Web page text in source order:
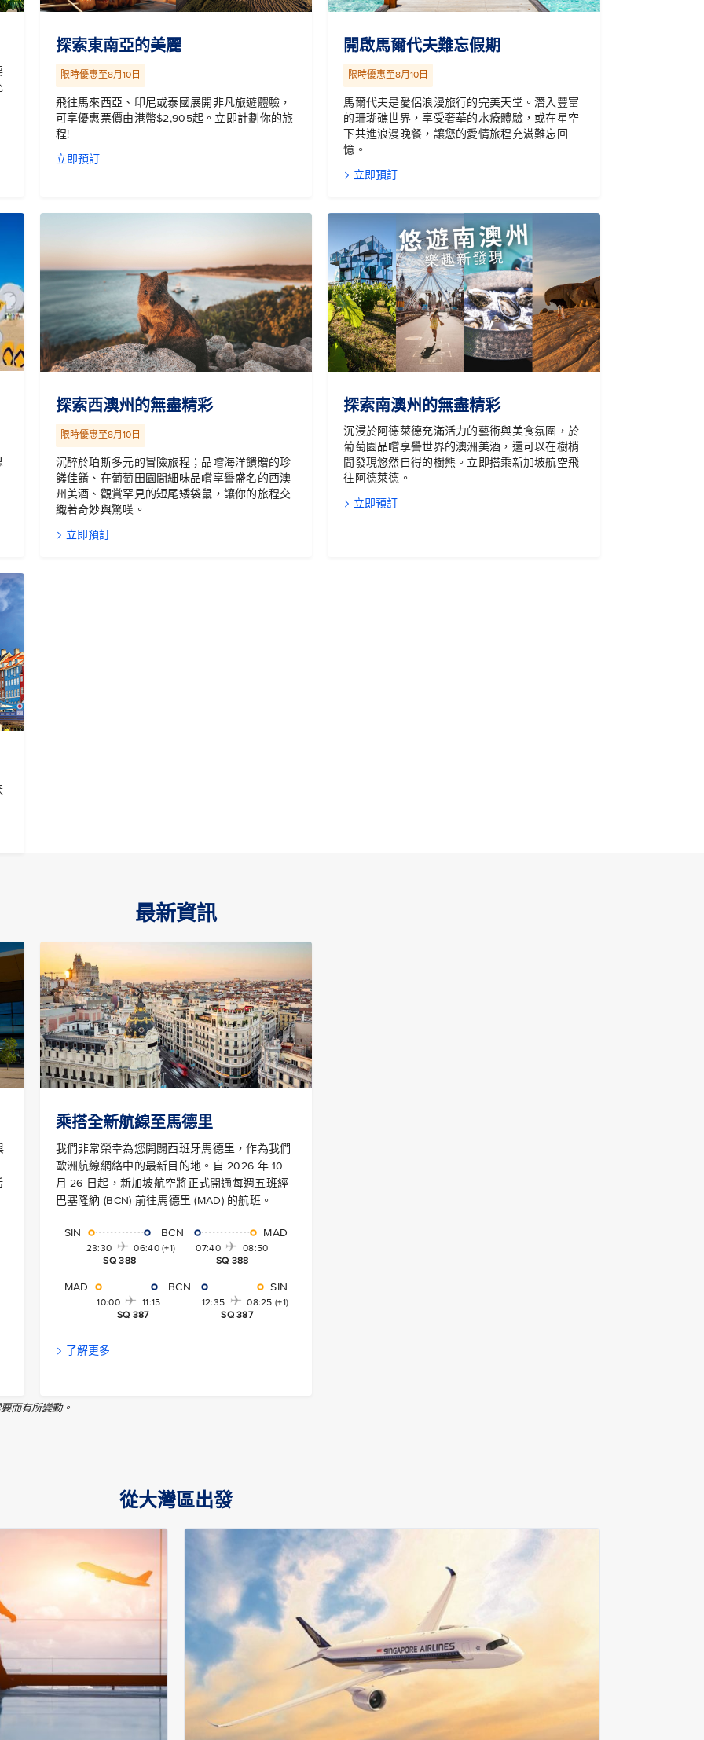
探索東南亞的美麗
限時優惠至8月10日
飛往馬來西亞、印尼或泰國展開非凡旅遊體驗，
可享優惠票價由港幣$2,905起。立即計劃你的旅
程!
立即預訂
開啟馬爾代夫難忘假期
限時優惠至8月10日
馬爾代夫是愛侶浪漫旅行的完美天堂。潛入豐富
的珊瑚礁世界，享受奢華的水療體驗，或在星空
下共進浪漫晚餐，讓您的愛情旅程充滿難忘回
憶。
立即預訂
探索西澳州的無盡精彩
限時優惠至8月10日
沉醉於珀斯多元的冒險旅程；品嚐海洋饋贈的珍
饈佳餚、在葡萄田園間細味品嚐享譽盛名的西澳
州美酒、觀賞罕見的短尾矮袋鼠，讓你的旅程交
織著奇妙與驚嘆。
立即預訂
探索南澳州的無盡精彩
沉浸於阿德萊德充滿活力的藝術與美食氛圍，於
葡萄園品嚐享譽世界的澳洲美酒，還可以在樹梢
間發現悠然自得的樹熊。立即搭乘新加坡航空飛
往阿德萊德。
立即預訂
最新資訊
乘搭全新航線至馬德里
我們非常榮幸為您開闢西班牙馬德里，作為我們
歐洲航線網絡中的最新目的地。自 2026 年 10
月 26 日起，新加坡航空將正式開通每週五班經
巴塞隆納 (BCN) 前往馬德里 (MAD) 的航班。
SIN BCN MAD
23:30 06:40 (+1) 07:40
08:50
SQ 388 SQ 388
MAD BCN SIN
10:00 11:15 12:35
08:25 (+1)
SQ 387 SQ 387
了解更多
而有所變動。
從大灣區出發